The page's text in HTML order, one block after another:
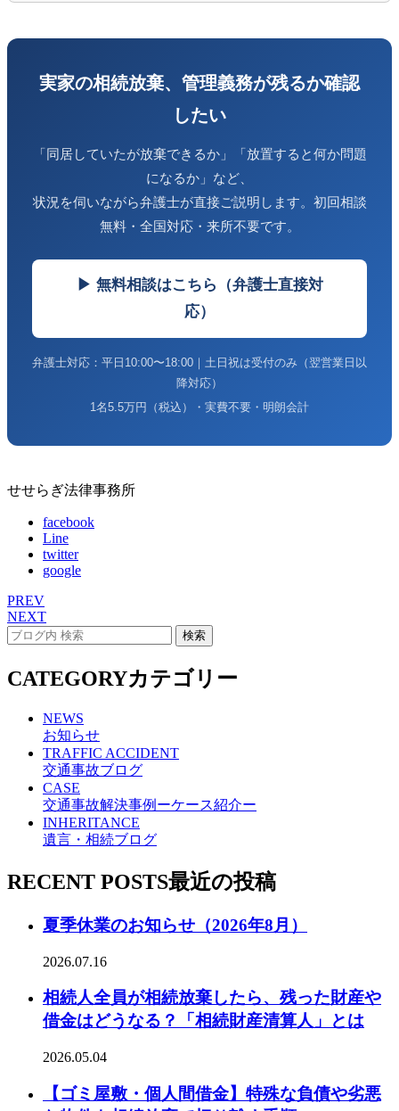
実家の相続放棄、管理義務が残るか確認
したい
「同居していたが放棄できるか」「放置すると何か問題
になるか」など、
状況を伺いながら弁護士が直接ご説明します。初回相談
無料・全国対応・来所不要です。
▶ 無料相談はこちら（弁護士直接対
応）
弁護士対応：平日10:00〜18:00｜土日祝は受付のみ（翌営業日以
降対応）
1名5.5万円（税込）・実費不要・明朗会計
せせらぎ法律事務所
facebook
Line
twitter
google
PREV
NEXT
CATEGORYカテゴリー
NEWS
お知らせ
TRAFFIC ACCIDENT
交通事故ブログ
CASE
交通事故解決事例ーケース紹介ー
INHERITANCE
遺言・相続ブログ
RECENT POSTS最近の投稿
夏季休業のお知らせ（2026年8月）
2026.07.16
相続人全員が相続放棄したら、残った財産や
借金はどうなる？「相続財産清算人」とは
2026.05.04
【ゴミ屋敷・個人間借金】特殊な負債や劣悪